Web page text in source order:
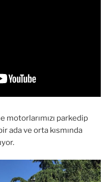
motorlarımızı parkedip
ada ve orta kısmında